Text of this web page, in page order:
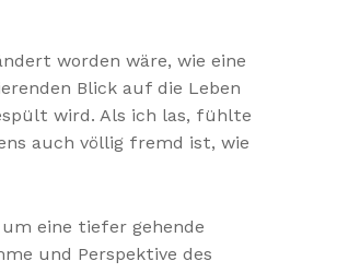
worden wäre, wie eine
Blick auf die Leben
wird. Als ich las, fühlte
auch völlig fremd ist, wie
eine tiefer gehende
und Perspektive des